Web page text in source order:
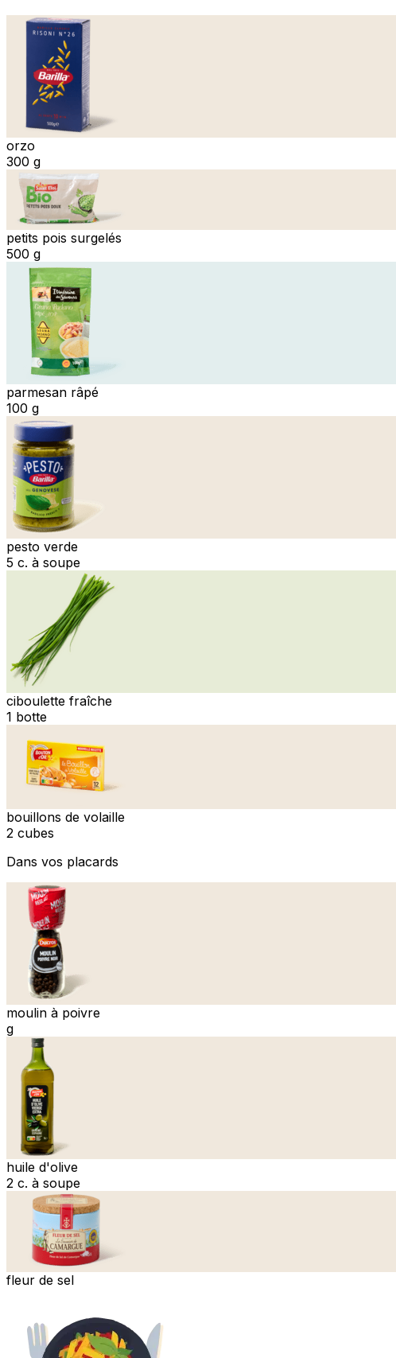
orzo
300 g
petits pois surgelés
500 g
parmesan râpé
100 g
pesto verde
5 c. à soupe
ciboulette fraîche
1 botte
bouillons de volaille
2 cubes
Dans vos placards
moulin à poivre
g
huile d'olive
2 c. à soupe
fleur de sel